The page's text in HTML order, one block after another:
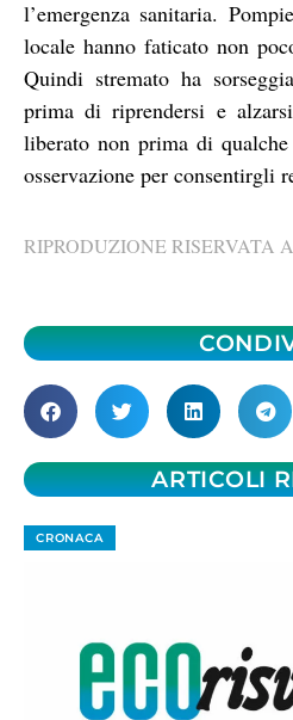
l’emergenza sanitaria.
locale hanno faticato non
Quindi stremato ha
prima di riprendersi e
liberato non prima di
osservazione per consentirgli
RIPRODUZIONE RISERVATA
ARTICOLI
CRONACA